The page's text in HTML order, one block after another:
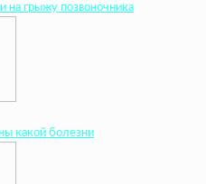
на грыжу позвоночника
какой болезни